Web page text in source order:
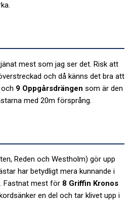
mest som jag ser det. Risk att
och då känns det bra att
och 9 Oppgårsdrängen som är den
med 20m försprång.
Reden och Westholm) gör upp
har betydligt mera kunnande i
Fastnat mest för 8 Griffin Kronos
en del och tar klivet upp i